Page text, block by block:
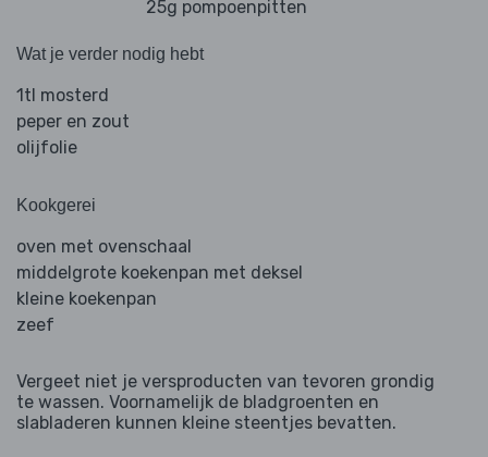
25g pompoenpitten
Wat je verder nodig hebt
1tl mosterd
peper en zout
olijfolie
Kookgerei
oven met ovenschaal
middelgrote koekenpan met deksel
kleine koekenpan
zeef
Vergeet niet je versproducten van tevoren grondig
te wassen. Voornamelijk de bladgroenten en
slabladeren kunnen kleine steentjes bevatten.